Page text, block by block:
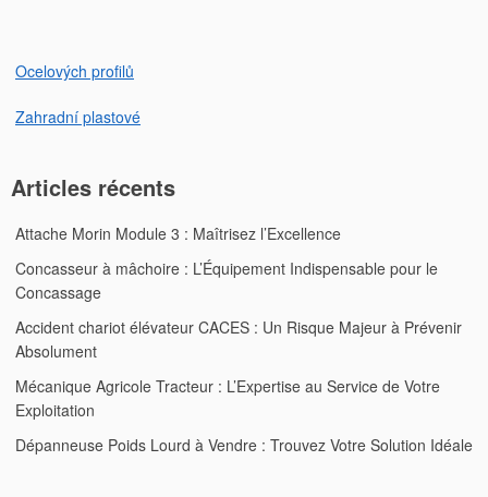
Ocelových profilů
Zahradní plastové
Articles récents
Attache Morin Module 3 : Maîtrisez l’Excellence
Concasseur à mâchoire : L’Équipement Indispensable pour le
Concassage
Accident chariot élévateur CACES : Un Risque Majeur à Prévenir
Absolument
Mécanique Agricole Tracteur : L’Expertise au Service de Votre
Exploitation
Dépanneuse Poids Lourd à Vendre : Trouvez Votre Solution Idéale